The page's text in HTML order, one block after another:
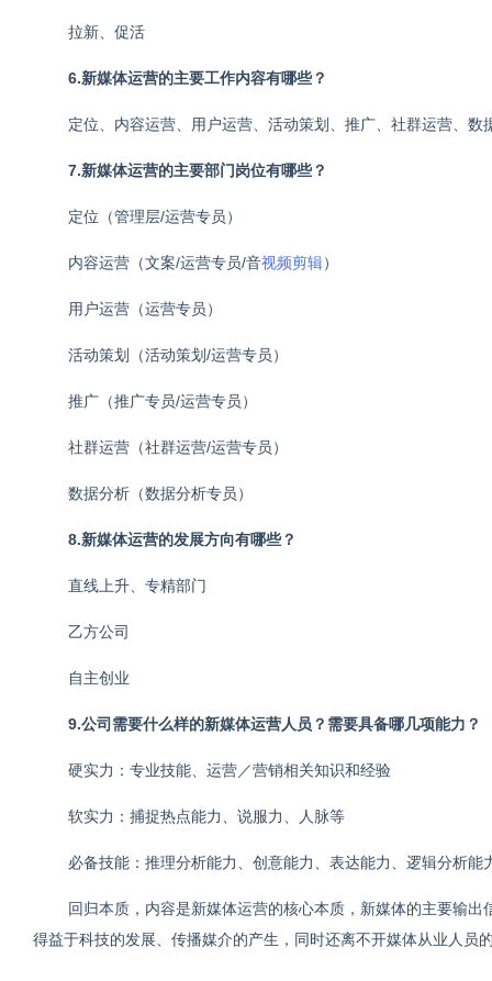
拉新、促活
6.新媒体运营的主要工作内容有哪些？
定位、内容运营、用户运营、活动策划、推广、社群运营、数
7.新媒体运营的主要部门岗位有哪些？
定位（管理层/运营专员）
内容运营（文案/运营专员/音视频剪辑）
用户运营（运营专员）
活动策划（活动策划/运营专员）
推广（推广专员/运营专员）
社群运营（社群运营/运营专员）
数据分析（数据分析专员）
8.新媒体运营的发展方向有哪些？
直线上升、专精部门
乙方公司
自主创业
9.公司需要什么样的新媒体运营人员？需要具备哪几项能力？
硬实力：专业技能、运营／营销相关知识和经验
软实力：捕捉热点能力、说服力、人脉等
必备技能：推理分析能力、创意能力、表达能力、逻辑分析能
回归本质，内容是新媒体运营的核心本质，新媒体的主要输
得益于科技的发展、传播媒介的产生，同时还离不开媒体从业人员